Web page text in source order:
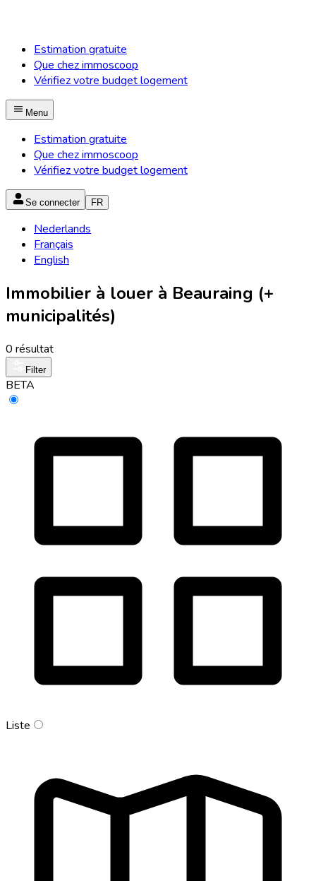
Estimation gratuite
Que chez immoscoop
Vérifiez votre budget logement
Menu
Estimation gratuite
Que chez immoscoop
Vérifiez votre budget logement
Se connecter FR
Nederlands
Français
English
Immobilier à louer à Beauraing (+
municipalités)
0 résultat
Filter
BETA
Liste